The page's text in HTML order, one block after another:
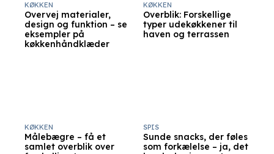
Overvej materialer,
design og funktion – se
eksempler på
køkkenhåndklæder
KØKKEN
Overblik: Forskellige
typer udekøkkener til
haven og terrassen
KØKKEN
Målebægre – få et
samlet overblik over
KØKKEN
Sunde snacks, der føles
som forkælelse – ja, det
SPIS